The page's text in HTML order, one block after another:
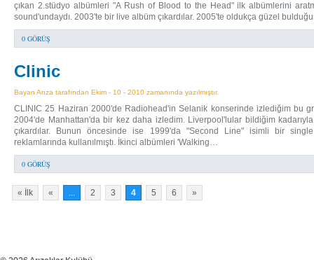
çıkan 2.stüdyo albümleri "A Rush of Blood to the Head" ilk albümlerini
sound'undaydı. 2003'te bir live albüm çıkardılar. 2005'te oldukça güzel
0 GÖRÜŞ
Clinic
Bayan Arıza tarafından Ekim - 10 - 2010 zamanında yazılmıştır.
CLINIC 25 Haziran 2000'de Radiohead'in Selanik konserinde izlediğim bu
2004'de Manhattan'da bir kez daha izledim. Liverpool'lular bildiğim
çıkardılar. Bunun öncesinde ise 1999'da "Second Line" isimli bir single
reklamlarında kullanılmıştı. İkinci albümleri 'Walking…
0 GÖRÜŞ
« İlk « ... 2 3 4 5 6 »